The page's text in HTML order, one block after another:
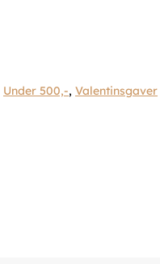
Under 500,-, Valentinsgaver